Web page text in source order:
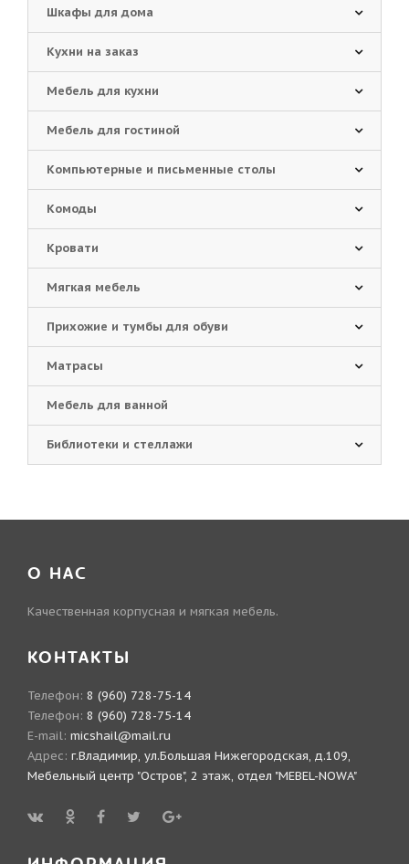
Шкафы для дома
Кухни на заказ
Мебель для кухни
Мебель для гостиной
Компьютерные и письменные столы
Комоды
Кровати
Мягкая мебель
Прихожие и тумбы для обуви
Матрасы
Мебель для ванной
Библиотеки и стеллажи
О НАС
Качественная корпусная и мягкая мебель.
КОНТАКТЫ
Телефон: 8 (960) 728-75-14
Телефон: 8 (960) 728-75-14
E-mail: micshail@mail.ru
Адрес: г.Владимир, ул.Большая Нижегородская, д.109,
Мебельный центр "Остров", 2 этаж, отдел "MEBEL-NOWA"